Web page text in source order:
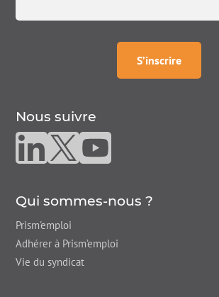
S’inscrire
à lanewsletter
Nous suivre
Nous suivre sur linkedin
Nous suivre sur twitter
Nous suivre sur youtube
Qui sommes-nous ?
Prism'emploi
Adhérer à Prism’emploi
Vie du syndicat